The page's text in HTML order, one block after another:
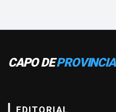
CAPO DEPROVINCIA
EDITORIAL